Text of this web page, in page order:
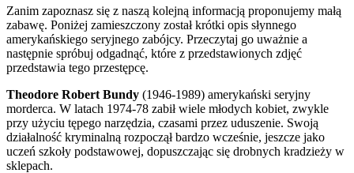
Zanim zapoznasz się z naszą kolejną informacją proponujemy małą
zabawę. Poniżej zamieszczony został krótki opis słynnego
amerykańskiego seryjnego zabójcy. Przeczytaj go uważnie a
następnie spróbuj odgadnąć, które z przedstawionych zdjęć
przedstawia tego przestępcę.
Theodore Robert Bundy (1946-1989) amerykański seryjny
morderca. W latach 1974-78 zabił wiele młodych kobiet, zwykle
przy użyciu tępego narzędzia, czasami przez uduszenie. Swoją
działalność kryminalną rozpoczął bardzo wcześnie, jeszcze jako
uczeń szkoły podstawowej, dopuszczając się drobnych kradzieży w
sklepach.